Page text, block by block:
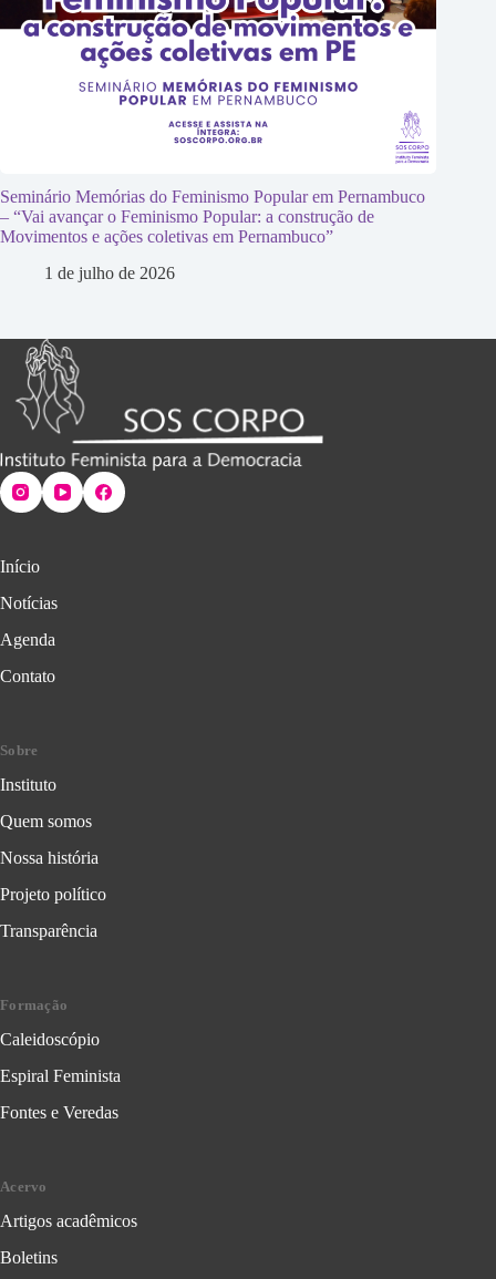
Seminário Memórias do Feminismo Popular em Pernambuco
– “Vai avançar o Feminismo Popular: a construção de
Movimentos e ações coletivas em Pernambuco”
1 de julho de 2026
Início
Notícias
Agenda
Contato
Sobre
Instituto
Quem somos
Nossa história
Projeto político
Transparência
Formação
Caleidoscópio
Espiral Feminista
Fontes e Veredas
Acervo
Artigos acadêmicos
Boletins